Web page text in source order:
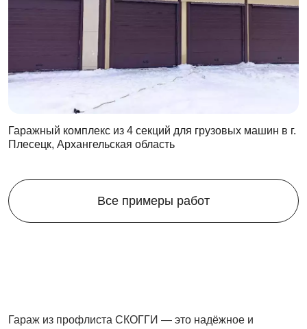
Гаражный комплекс из 4 секций для грузовых машин в г.
Плесецк, Архангельская область
Все примеры работ
Гараж из профлиста СКОГГИ — это надёжное и